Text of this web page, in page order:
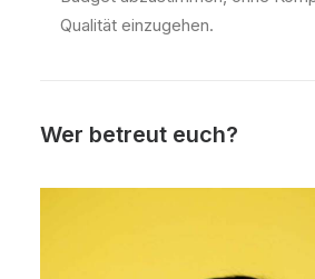
Qualität einzugehen.
Wer betreut euch?